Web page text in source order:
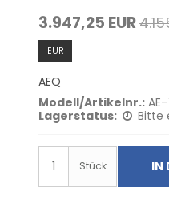
3.947,25 EUR
EUR
AEQ
Modell/Artikelnr.:
Lagerstatus:
Bitte
Stück IN